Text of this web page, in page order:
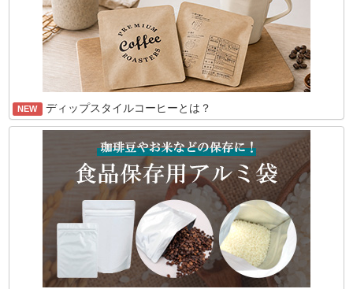
NEW ディップスタイルコーヒーとは？